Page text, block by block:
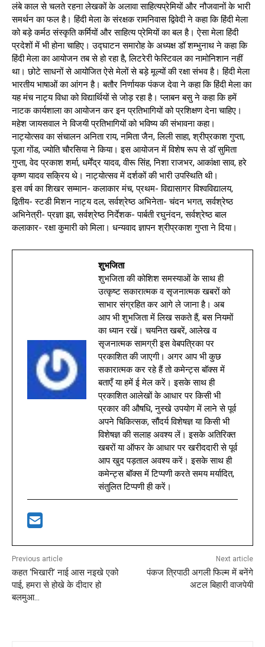
लंबे काल से चलते रहना लेखकों के अलावा साहित्यप्रेमियों और नौजवानों के भारी
समर्थन का फल है। हिंदी मेला के संरक्षक रामनिवास द्विवेदी ने कहा कि हिंदी मेला
को बड़े कर्मठ संस्कृति कर्मियों और साहित्य प्रेमियों का बल है। ऐसा मेला हिंदी
प्रदेशों में भी होना चाहिए। उद्घाटन समारोह के अध्यक्ष डॉ शम्भुनाथ ने कहा कि
हिंदी मेला का आयोजन तब से हो रहा है, लिटरेरी फेस्टिवल का नामोनिशान नहीं
था। छोटे साधनों से आयोजित ऐसे मेलों से बड़े मूल्यों की रक्षा संभव है। हिंदी मेला
भारतीय भाषाओं का आंगन है। बतौर निर्णायक पंकज देवा ने कहा कि हिंदी मेला का
यह मंच नाट्य विधा को विद्यार्थियों से जोड़ रहा है। प्लाबन बसु ने कहा कि हमें
नाटक कार्यशाला का आयोजन कर इन प्रतिभागियों को प्रशिक्षण देना चाहिए।
महेश जायसवाल ने विजयी प्रतिभागियों को भविष्य की संभावना कहा।
नाट्योत्सव का संचालन अनिता राय, नमिता जैन, लिली साहा, श्रीप्रकाश गुप्ता,
पूजा गोंड, ज्योति चौरसिया ने किया। इस आयोजन में विशेष रूप से डॉ सुमिता
गुप्ता, वेद प्रकाश शर्मा, धर्मेंद्र यादव, वीरू सिंह, निशा राजभर, आकांक्षा साव, हरे
कृष्ण यादव सक्रिय थे। नाट्योत्सव में दर्शकों की भारी उपस्थिति थी।
इस वर्ष का शिखर सम्मान- कलाकार मंच, प्रथम- विद्यासागर विश्वविद्यालय,
द्वितीय- स्टडी मिशन नाट्य दल, सर्वश्रेष्ठ अभिनेता- चंदन भगत, सर्वश्रेष्ठ
अभिनेत्री- प्रज्ञा झा, सर्वश्रेष्ठ निर्देशक- पार्बती रघुनंदन, सर्वश्रेष्ठ बाल
कलाकार- रक्षा कुमारी को मिला। धन्यवाद ज्ञापन श्रीप्रकाश गुप्ता ने दिया।
शुभजिता
शुभजिता की कोशिश समस्याओं के साथ ही
उत्कृष्ट सकारात्मक व सृजनात्मक खबरों को
साभार संग्रहित कर आगे ले जाना है। अब
आप भी शुभजिता में लिख सकते हैं, बस नियमों
का ध्यान रखें। चयनित खबरें, आलेख व
सृजनात्मक सामग्री इस वेबपत्रिका पर
प्रकाशित की जाएगी। अगर आप भी कुछ
सकारात्मक कर रहे हैं तो कमेन्ट्स बॉक्स में
बताएँ या हमें ई मेल करें। इसके साथ ही
प्रकाशित आलेखों के आधार पर किसी भी
प्रकार की औषधि, नुस्खे उपयोग में लाने से पूर्व
अपने चिकित्सक, सौंदर्य विशेषज्ञ या किसी भी
विशेषज्ञ की सलाह अवश्य लें। इसके अतिरिक्त
खबरों या ऑफर के आधार पर खरीददारी से पूर्व
आप खुद पड़ताल अवश्य करें। इसके साथ ही
कमेन्ट्स बॉक्स में टिप्पणी करते समय मर्यादित,
संतुलित टिप्पणी ही करें।
Previous article
कहत ‘भिखारी’ नाई आस नइखे एको
पाई, हमरा से होखे के दीदार हो
बलमुआ…
Next article
पंकज त्रिपाठी अगली फिल्म में बनेंगे
अटल बिहारी वाजपेयी